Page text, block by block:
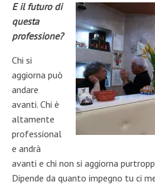
E il futuro di
questa
professione?
Chi si
aggiorna può
andare
avanti. Chi è
altamente
professional
e andrà
avanti e chi non si aggiorna
Dipende da quanto impegno tu ci